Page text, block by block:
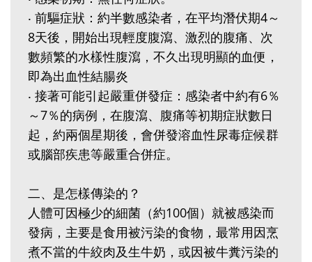
‧ 前驅症狀：約半數感染者，在平均潛伏期4～
8天後，開始出現輕度腹瀉、激烈的腹痛、次
數頻繁的水樣性腹瀉，不久出現明顯的血便，
即為出血性結腸炎
‧ 接著可能引起嚴重併發症：感染者中約有6％
～7％的病例，在腹瀉、腹痛等初期症狀數日
起，約兩個星期後，會併發溶血性尿毒症候群
或腦部疾患等嚴重合併症。
二、是怎樣傳染的？
人體可因極少的細菌（約100個）就被感染而
發病，主要是食用被污染的食物，最常用因烹
煮不當的牛絞肉及生牛奶，或因被牛糞污染的